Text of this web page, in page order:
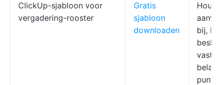
ClickUp-sjabloon voor
vergadering-rooster
Gratis
sjabloon
downloaden
Houd
bij, leg
vast